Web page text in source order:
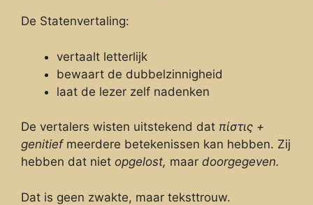
De Statenvertaling:
vertaalt letterlijk
bewaart de dubbelzinnigheid
laat de lezer zelf nadenken
De vertalers wisten uitstekend dat πίστις +
genitiefmeerdere betekenissen kan hebben. Zij
hebben dat niet opgelost, maar doorgegeven.
Dat is geen zwakte, maar teksttrouw.